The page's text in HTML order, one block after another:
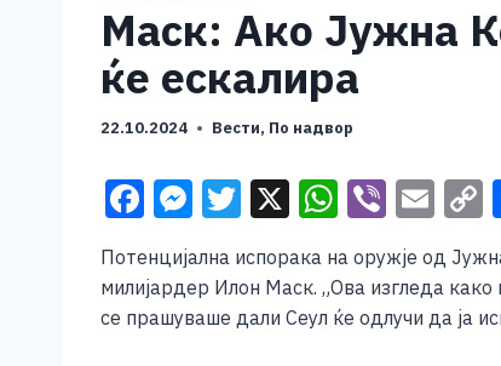
Маск: Ако Јужна
ќе ескалира
22.10.2024 Вести, По надвор
F
c
e
M
ss
e
T
tt
er
X W
at
s
Vi
b
er
E
m
ai
l y
Потенцијална испорака на оружје од
милијардер Илон Маск. „Ова изгледа
се прашуваше дали Сеул ќе одлучи да ја